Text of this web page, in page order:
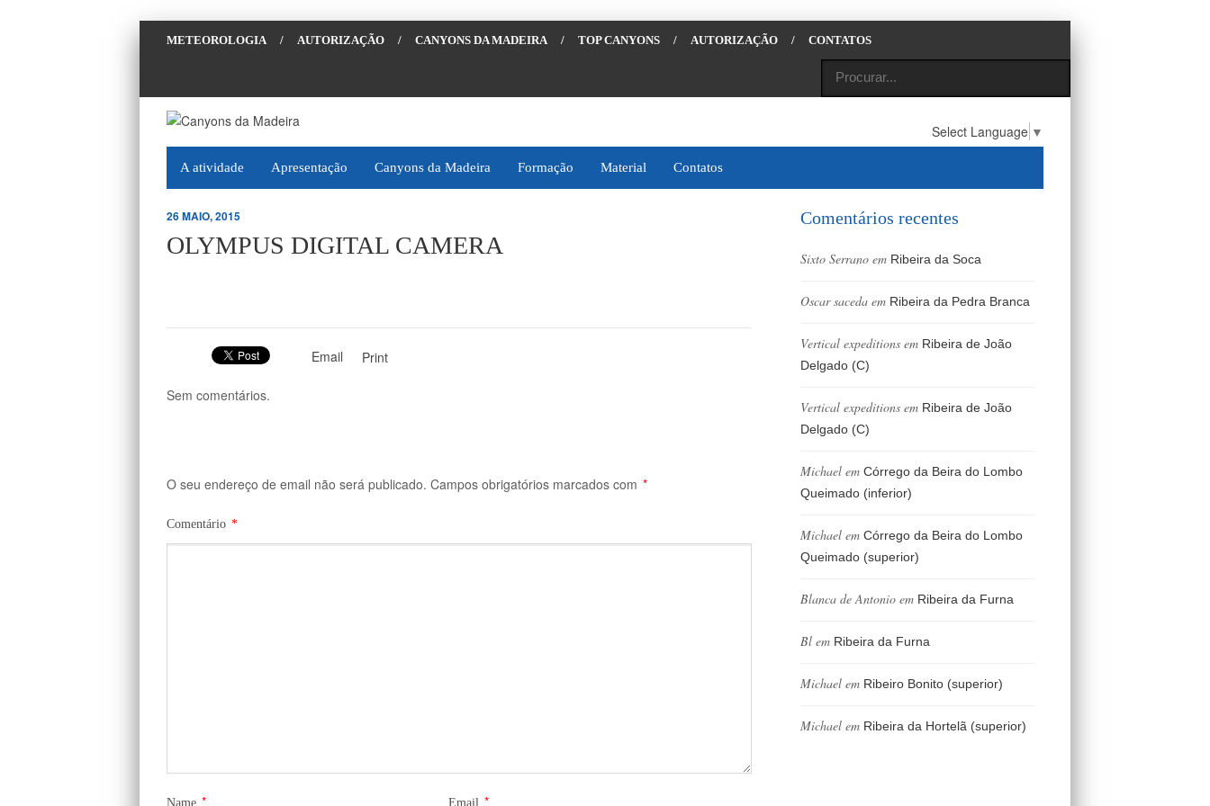
METEOROLOGIA / AUTORIZAÇÃO / CANYONS DA MADEIRA / TOP CANYONS / AUTORIZAÇÃO / CONTATOS
Select Language ▼
A atividade Apresentação Canyons da Madeira Formação Material Contatos
26 MAIO, 2015
OLYMPUS DIGITAL CAMERA
Email Print
Sem comentários.
O seu endereço de email não será publicado. Campos obrigatórios marcados com *
Comentário *
Name * Email *
Comentários recentes
Sixto Serrano em Ribeira da Soca
Oscar saceda em Ribeira da Pedra Branca
Vertical expeditions em Ribeira de João
Delgado (C)
Vertical expeditions em Ribeira de João
Delgado (C)
Michael em Córrego da Beira do Lombo
Queimado (inferior)
Michael em Córrego da Beira do Lombo
Queimado (superior)
Blanca de Antonio em Ribeira da Furna
Bl em Ribeira da Furna
Michael em Ribeiro Bonito (superior)
Michael em Ribeira da Hortelã (superior)